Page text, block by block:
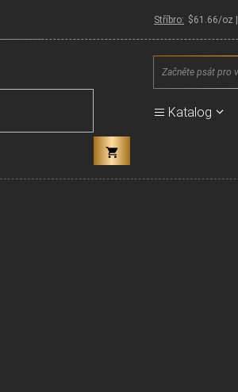
Stříbro: $61.66/oz |
Products
search
Katalog